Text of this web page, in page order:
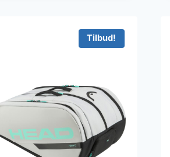
Tilbud!